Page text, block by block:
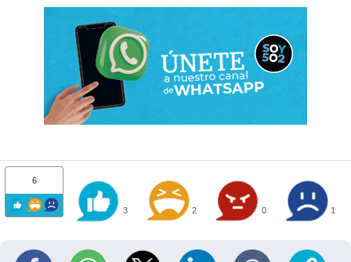
6
3 2 0 1